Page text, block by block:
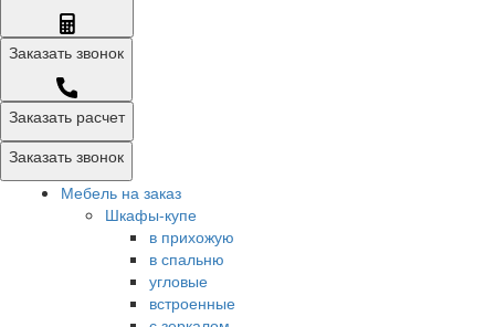
Заказать звонок
Заказать расчет
Заказать звонок
Мебель на заказ
Шкафы-купе
в прихожую
в спальню
угловые
встроенные